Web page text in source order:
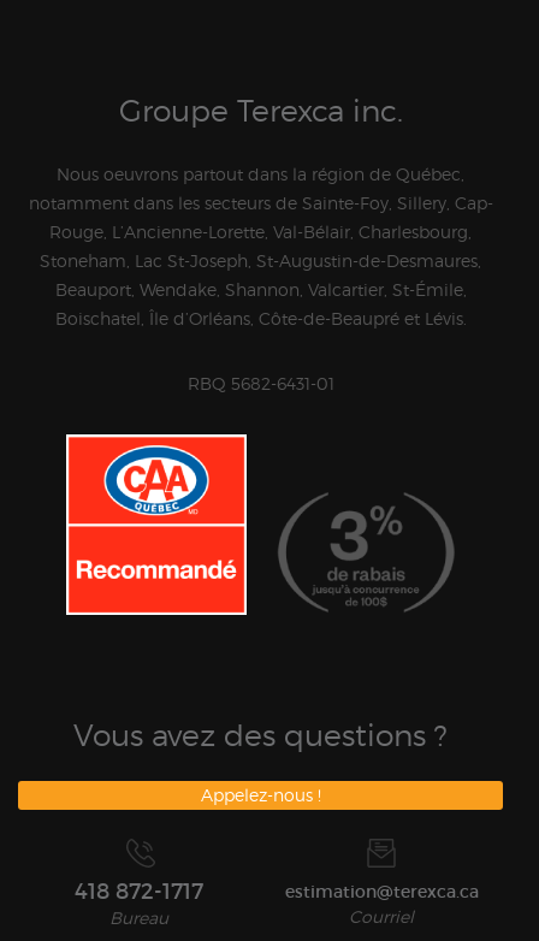
Groupe Terexca inc.
Nous oeuvrons partout dans la région de Québec,
notamment dans les secteurs de Sainte-Foy, Sillery, Cap-
Rouge, L’Ancienne-Lorette, Val-Bélair, Charlesbourg,
Stoneham, Lac St-Joseph, St-Augustin-de-Desmaures,
Beauport, Wendake, Shannon, Valcartier, St-Émile,
Boischatel, Île d’Orléans, Côte-de-Beaupré et Lévis.
RBQ 5682-6431-01
Vous avez des questions ?
Appelez-nous !
418 872-1717
Bureau
estimation@terexca.ca
Courriel